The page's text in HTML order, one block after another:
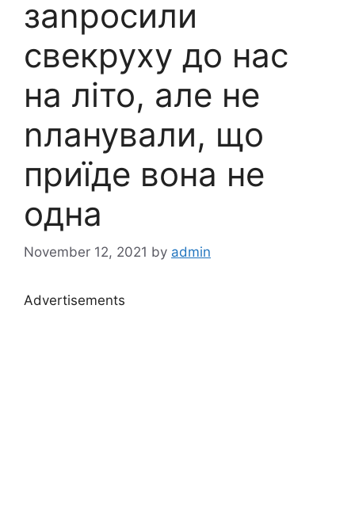
заnросили
свекруху до нас
на літо, але не
nланували, що
приїде вона не
одна
November 12, 2021 by admin
Advertisements